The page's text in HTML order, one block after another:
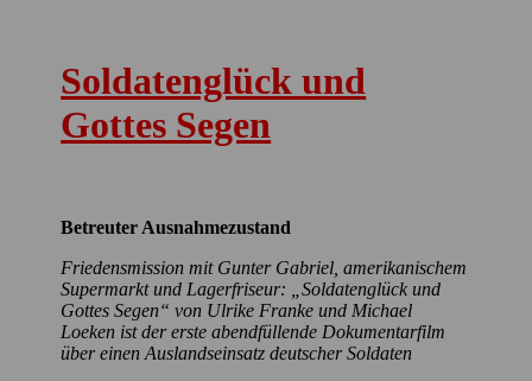
Soldatenglück und
Gottes Segen
Betreuter Ausnahmezustand
Friedensmission mit Gunter Gabriel, amerikanischem
Supermarkt und Lagerfriseur: „Soldatenglück und
Gottes Segen“ von Ulrike Franke und Michael
Loeken ist der erste abendfüllende Dokumentarfilm
über einen Auslandseinsatz deutscher Soldaten